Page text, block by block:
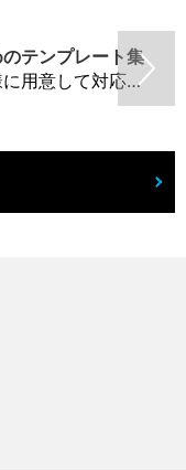
テンプレート集
建設工事に関わる安全書類をどの様に用意して対応するか？関連書式テンプレートから書き方の注意点などの役立つコラムをbizoceanがお届けします。